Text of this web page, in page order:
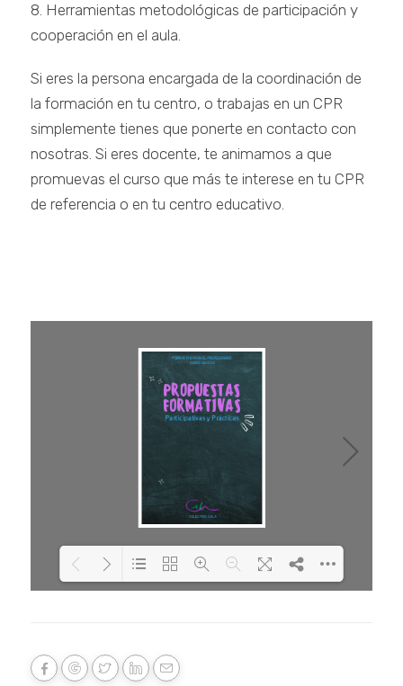
8. Herramientas metodológicas de participación y
cooperación en el aula.
Si eres la persona encargada de la coordinación de
la formación en tu centro, o trabajas en un CPR
simplemente tienes que ponerte en contacto con
nosotras. Si eres docente, te animamos a que
promuevas el curso que más te interese en tu CPR
de referencia o en tu centro educativo.